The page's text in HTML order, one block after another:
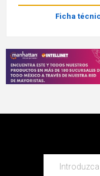
Ficha